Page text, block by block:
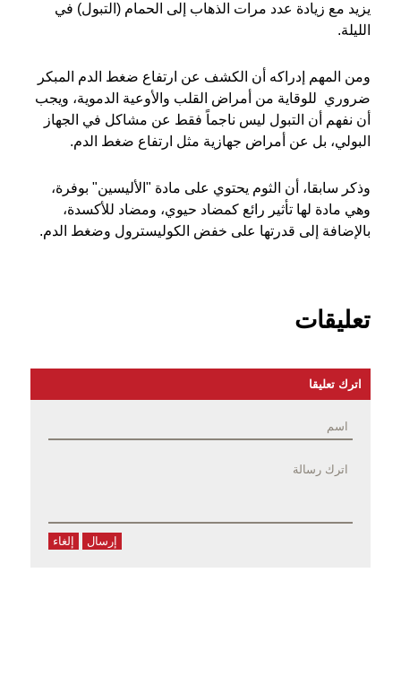
يزيد مع زيادة عدد مرات الذهاب إلى الحمام (التبول) في
الليلة.
ومن المهم إدراكه أن الكشف عن ارتفاع ضغط الدم المبكر
ضروري للوقاية من أمراض القلب والأوعية الدموية، ويجب
أن نفهم أن التبول ليس ناجماً فقط عن مشاكل في الجهاز
البولي، بل عن أمراض جهازية مثل ارتفاع ضغط الدم.
وذكر سابقا، أن الثوم يحتوي على مادة "الأليسين" بوفرة،
وهي مادة لها تأثير رائع كمضاد حيوي، ومضاد للأكسدة،
بالإضافة إلى قدرتها على خفض الكوليسترول وضغط الدم.
تعليقات
اترك تعليقا
إرسال إلغاء